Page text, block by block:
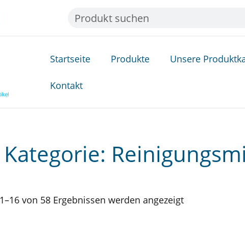
Startseite Produkte Unsere
Kontakt
Kategorie:
1–16 von 58 Ergebnissen werden angezeigt